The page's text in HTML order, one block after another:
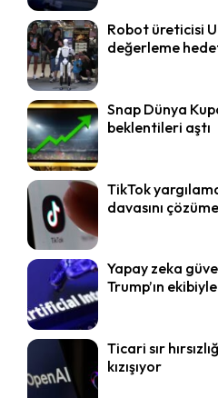
Robot üreticisi
değerleme
Snap Dünya
beklentileri aştı
TikTok
davasını
Yapay zeka
Trump’ın
Ticari sır
kızışıyor